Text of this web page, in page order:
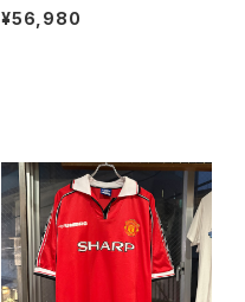
ADA GORE-TEX JACKET
¥56,980